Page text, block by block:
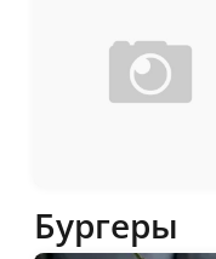
Бургеры